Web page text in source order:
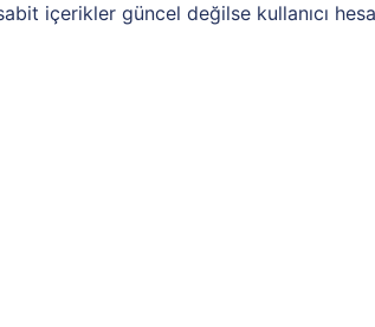
içerikler güncel değilse kullanıcı